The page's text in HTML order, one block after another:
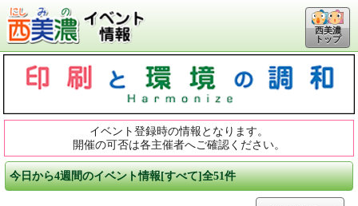
西美濃
トップ
イベント登録時の情報となります。
開催の可否は各主催者へご確認ください。
今日から4週間のイベント情報[すべて]全51件